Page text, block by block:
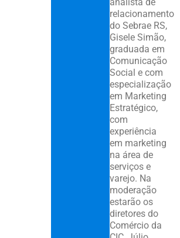
relacionamento
do Sebrae RS,
Gisele Simão,
graduada em
Comunicação
Social e com
especialização
em Marketing
Estratégico,
com
experiência
em marketing
na área de
serviços e
varejo. Na
moderação
estarão os
diretores do
Comércio da